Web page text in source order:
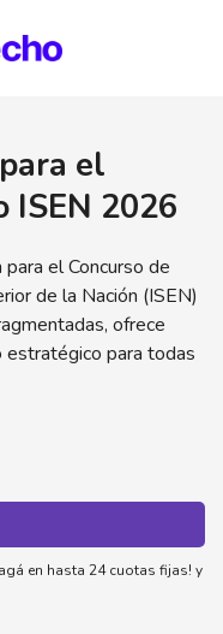
el
ISEN 2026
el Concurso de
de la Nación (ISEN)
ofrece
para todas
en hasta 24 cuotas fijas! y